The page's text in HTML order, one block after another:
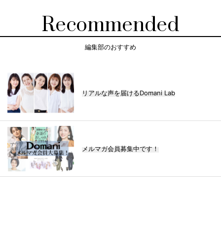
Recommended
編集部のおすすめ
リアルな声を届けるDomani Lab
メルマガ会員募集中です！